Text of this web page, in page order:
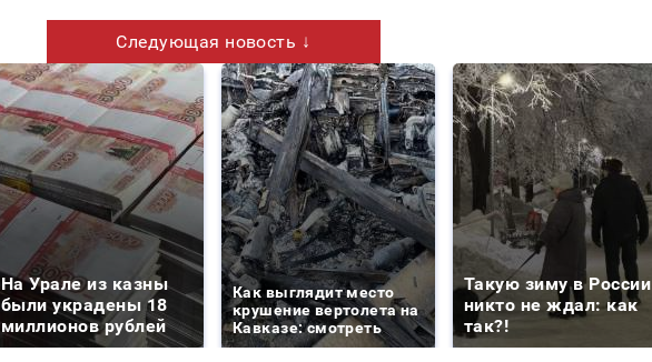
Следующая новость ↓
На Урале из казны
были украдены 18
миллионов рублей
Как выглядит место
крушение вертолета на
Кавказе: смотреть
Такую зиму в России
никто не ждал: как
так?!